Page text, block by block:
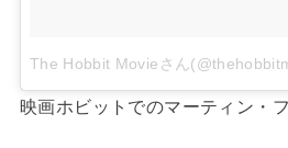
映画ホビットでのマーティン・